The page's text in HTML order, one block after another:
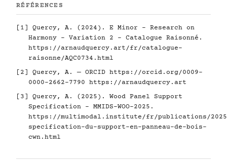
RÉFÉRENCES
[1] Quercy, A. (2024). E Minor - Research on
Harmony - Variation 2 - Catalogue Raisonné.
https://arnaudquercy.art/fr/catalogue-
raisonne/AQC0734.html
[2] Quercy, A. — ORCID https://orcid.org/0009-
0000-2662-7790
https://arnaudquercy.art
[3] Quercy, A. (2025). Wood Panel Support
Specification - MMIDS-WOO-2025.
https://multimodal.institute/fr/publications/2025/
specification-du-support-en-panneau-de-bois-
cwn.html